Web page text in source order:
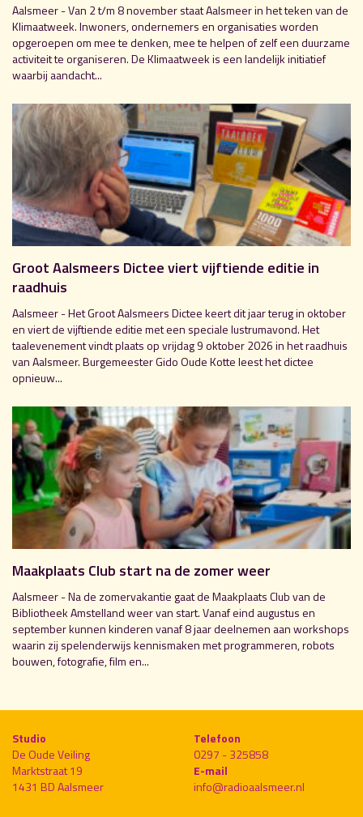
Aalsmeer - Van 2 t/m 8 november staat Aalsmeer in het teken van de
Klimaatweek. Inwoners, ondernemers en organisaties worden
opgeroepen om mee te denken, mee te helpen of zelf een duurzame
activiteit te organiseren. De Klimaatweek is een landelijk initiatief
waarbij aandacht...
Groot Aalsmeers Dictee viert vijftiende editie in
raadhuis
Aalsmeer - Het Groot Aalsmeers Dictee keert dit jaar terug in oktober
en viert de vijftiende editie met een speciale lustrumavond. Het
taalevenement vindt plaats op vrijdag 9 oktober 2026 in het raadhuis
van Aalsmeer. Burgemeester Gido Oude Kotte leest het dictee
opnieuw...
Maakplaats Club start na de zomer weer
Aalsmeer - Na de zomervakantie gaat de Maakplaats Club van de
Bibliotheek Amstelland weer van start. Vanaf eind augustus en
september kunnen kinderen vanaf 8 jaar deelnemen aan workshops
waarin zij spelenderwijs kennismaken met programmeren, robots
bouwen, fotografie, film en...
Studio
De Oude Veiling
Marktstraat 19
1431 BD Aalsmeer
Telefoon
0297 - 325858
E-mail
info@radioaalsmeer.nl